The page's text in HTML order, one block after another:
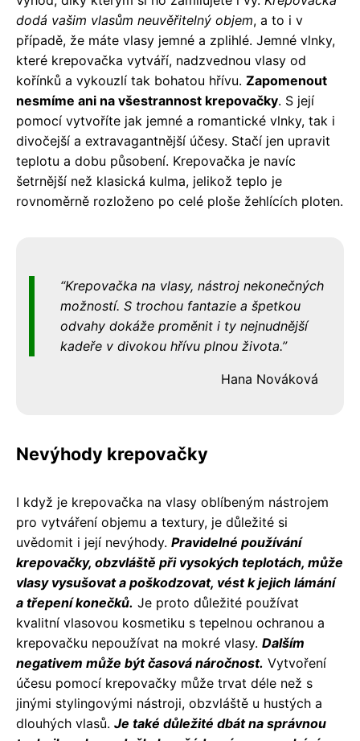
dodá vašim vlasům neuvěřitelný objem, a to i v
případě, že máte vlasy jemné a zplihlé. Jemné vlnky,
které krepovačka vytváří, nadzvednou vlasy od
kořínků a vykouzlí tak bohatou hřívu. Zapomenout
nesmíme ani na všestrannost krepovačky. S její
pomocí vytvoříte jak jemné a romantické vlnky, tak i
divočejší a extravagantnější účesy. Stačí jen upravit
teplotu a dobu působení. Krepovačka je navíc
šetrnější než klasická kulma, jelikož teplo je
rovnoměrně rozloženo po celé ploše žehlících ploten.
Krepovačka na vlasy, nástroj nekonečných
možností. S trochou fantazie a špetkou
odvahy dokáže proměnit i ty nejnudnější
kadeře v divokou hřívu plnou života.
Hana Nováková
Nevýhody krepovačky
I když je krepovačka na vlasy oblíbeným nástrojem
pro vytváření objemu a textury, je důležité si
uvědomit i její nevýhody. Pravidelné používání
krepovačky, obzvláště při vysokých teplotách, může
vlasy vysušovat a poškodzovat, vést k jejich lámání
a třepení konečků. Je proto důležité používat
kvalitní vlasovou kosmetiku s tepelnou ochranou a
krepovačku nepoužívat na mokré vlasy. Dalším
negativem může být časová náročnost. Vytvoření
účesu pomocí krepovačky může trvat déle než s
jinými stylingovými nástroji, obzvláště u hustých a
dlouhých vlasů. Je také důležité dbát na správnou